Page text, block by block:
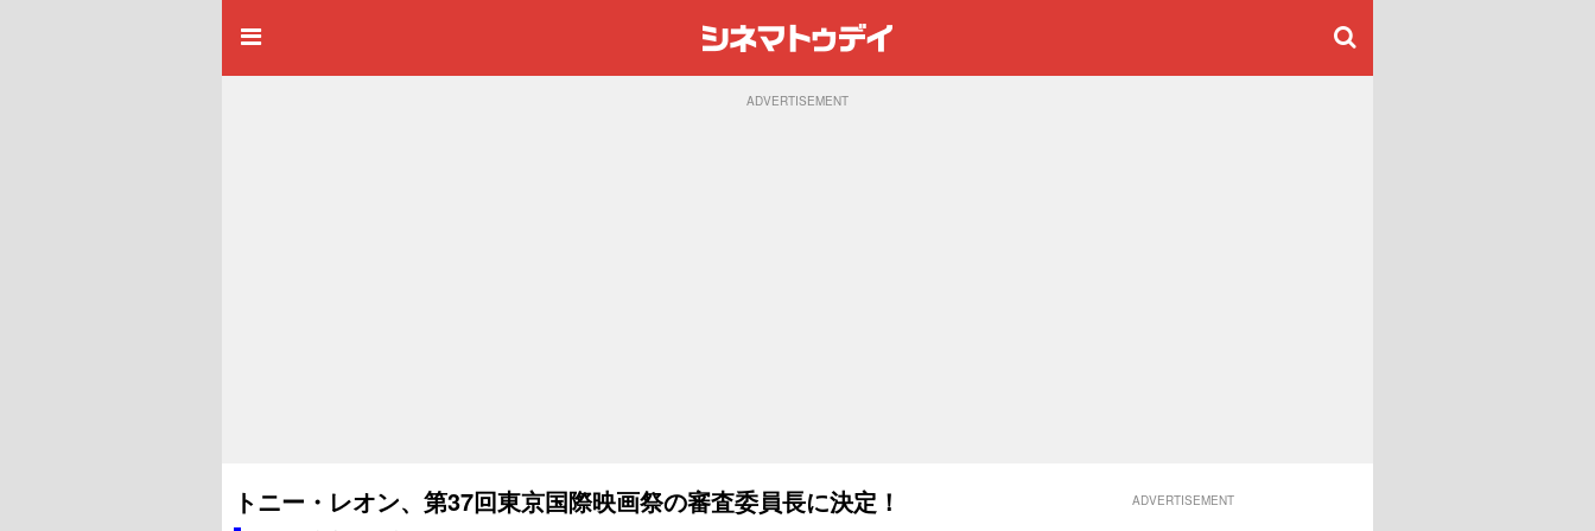
ADVERTISEMENT
トニー・レオン、第37回東京国際映画祭の審査委員長に決定！ ADVERTISEMENT